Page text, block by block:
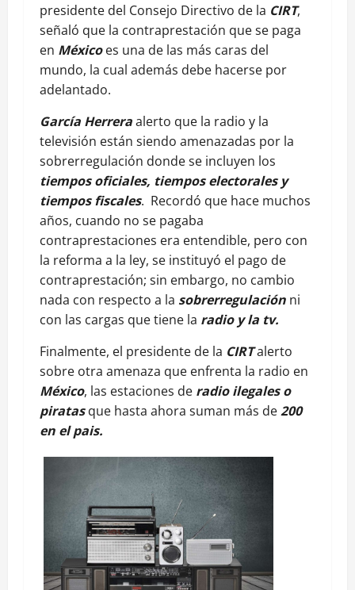
presidente del Consejo Directivo de la CIRT,
señaló que la contraprestación que se paga
en Méxicoes una de las más caras del
mundo, la cual además debe hacerse por
adelantado.
García Herreraalerto que la radio y la
televisión están siendo amenazadas por la
sobrerregulación donde se incluyen los
tiempos oficiales, tiempos electorales y
tiempos fiscales. Recordó que hace muchos
años, cuando no se pagaba
contraprestaciones era entendible, pero con
la reforma a la ley, se instituyó el pago de
contraprestación; sin embargo, no cambio
nada con respecto a la sobrerregulación ni
con las cargas que tiene la radio y la tv.
Finalmente, el presidente de la CIRTalerto
sobre otra amenaza que enfrenta la radio en
México, las estaciones de radio ilegales o
piratasque hasta ahora suman más de200
en el pais.